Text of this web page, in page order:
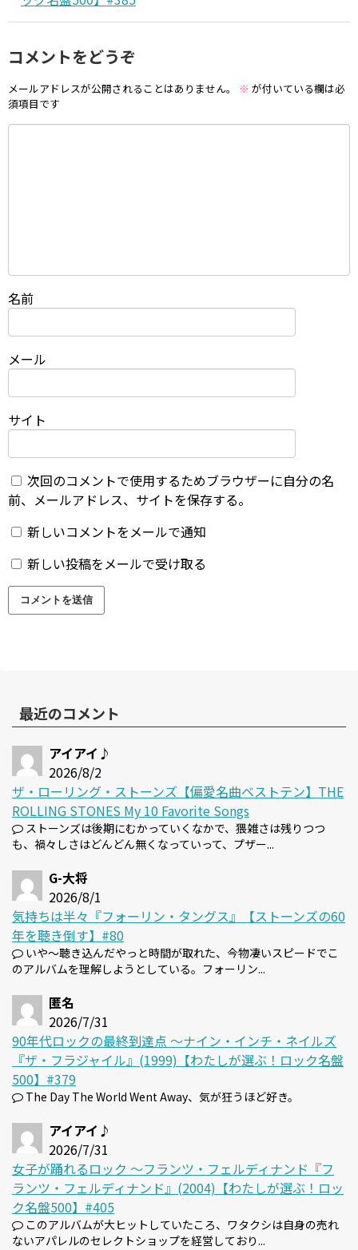
コメントをどうぞ
メールアドレスが公開されることはありません。 ※ が付いている欄は必
須項目です
名前
メール
サイト
次回のコメントで使用するためブラウザーに自分の名
前、メールアドレス、サイトを保存する。
新しいコメントをメールで通知
新しい投稿をメールで受け取る
最近のコメント
アイアイ♪
2026/8/2
ザ・ローリング・ストーンズ【偏愛名曲ベストテン】THE
ROLLING STONES My 10 Favorite Songs
ストーンズは後期にむかっていくなかで、猥雑さは残りつつ
も、禍々しさはどんどん無くなっていって、プザー...
G-大将
2026/8/1
気持ちは半々『フォーリン・タングス』【ストーンズの60
年を聴き倒す】#80
いや～聴き込んだやっと時間が取れた、今物凄いスピードでこ
のアルバムを理解しようとしている。フォーリン...
匿名
2026/7/31
90年代ロックの最終到達点 〜ナイン・インチ・ネイルズ
『ザ・フラジャイル』(1999)【わたしが選ぶ！ロック名盤
500】#379
The Day The World Went Away、気が狂うほど好き。
アイアイ♪
2026/7/31
女子が踊れるロック 〜フランツ・フェルディナンド『フ
ランツ・フェルディナンド』(2004)【わたしが選ぶ！ロッ
ク名盤500】#405
このアルバムが大ヒットしていたころ、ワタクシは自身の売れ
ないアパレルのセレクトショップを経営しており...